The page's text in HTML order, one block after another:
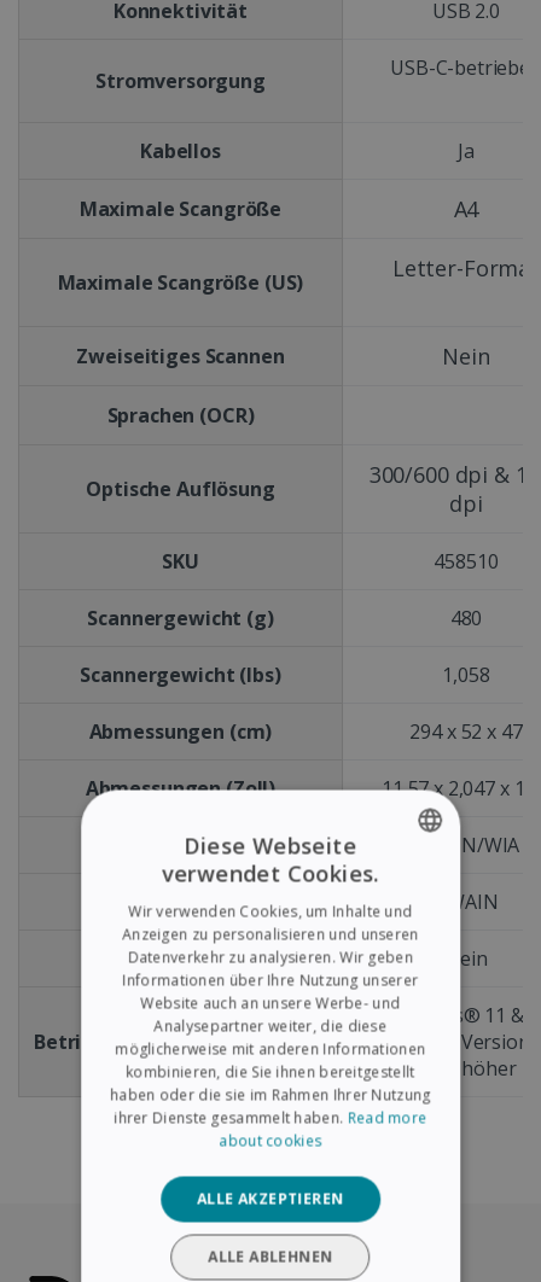
Konnektivität USB 2.0
Stromversorgung USB-C-betrieben
Kabellos Ja
Maximale Scangröße A4
Maximale Scangröße (US) Letter-Format
Zweiseitiges Scannen Nein
Sprachen (OCR)
Optische Auflösung
300/600 dpi &
dpi
SKU 458510
Scannergewicht (g) 480
Scannergewicht (lbs) 1,058
Abmessungen (cm) 294 x 52 x 47
Abmessungen (Zoll) 11,57 x 2,047 x
Treiber (Windows) TWAIN/WIA
Treiber (macOS) TWAIN
ADF Nein
Betriebssystemkompatibilität
Windows® 11 &
macOS® X Version
oder höher
ENGLISH
FRENCH
SPANISH
GERMAN
ITALIAN
DUTCH
Diese Webseite
verwendet Cookies.
Wir verwenden Cookies, um Inhalte und
Anzeigen zu personalisieren und unseren
Datenverkehr zu analysieren. Wir geben
Informationen über Ihre Nutzung unserer
Website auch an unsere Werbe- und
Analysepartner weiter, die diese
möglicherweise mit anderen Informationen
kombinieren, die Sie ihnen bereitgestellt
haben oder die sie im Rahmen Ihrer Nutzung
ihrer Dienste gesammelt haben. Read more
about cookies
ALLE AKZEPTIEREN
ALLE ABLEHNEN